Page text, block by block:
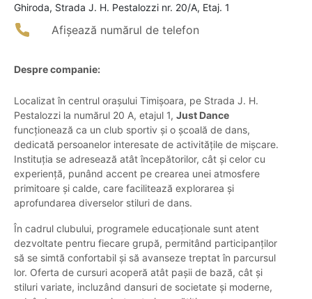
Ghiroda, Strada J. H. Pestalozzi nr. 20/A, Etaj. 1
Afișează numărul de telefon
Despre companie:
Localizat în centrul orașului Timișoara, pe Strada J. H.
Pestalozzi la numărul 20 A, etajul 1, Just Dance
funcționează ca un club sportiv și o școală de dans,
dedicată persoanelor interesate de activitățile de mișcare.
Instituția se adresează atât începătorilor, cât și celor cu
experiență, punând accent pe crearea unei atmosfere
primitoare și calde, care facilitează explorarea și
aprofundarea diverselor stiluri de dans.
În cadrul clubului, programele educaționale sunt atent
dezvoltate pentru fiecare grupă, permitând participanților
să se simtă confortabil și să avanseze treptat în parcursul
lor. Oferta de cursuri acoperă atât pașii de bază, cât și
stiluri variate, incluzând dansuri de societate și moderne,